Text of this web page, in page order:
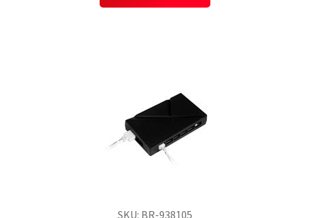
SKU: BR-938105